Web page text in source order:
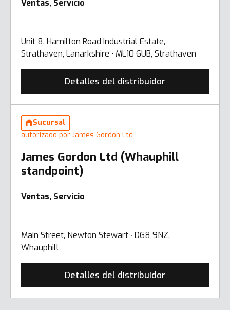
Ventas, Servicio
Unit 8, Hamilton Road Industrial Estate,
Strathaven, Lanarkshire ∙ ML10 6UB, Strathaven
Detalles del distribuidor
Sucursal
autorizado por James Gordon Ltd
James Gordon Ltd (Whauphill
standpoint)
Ventas, Servicio
Main Street, Newton Stewart ∙ DG8 9NZ,
Whauphill
Detalles del distribuidor